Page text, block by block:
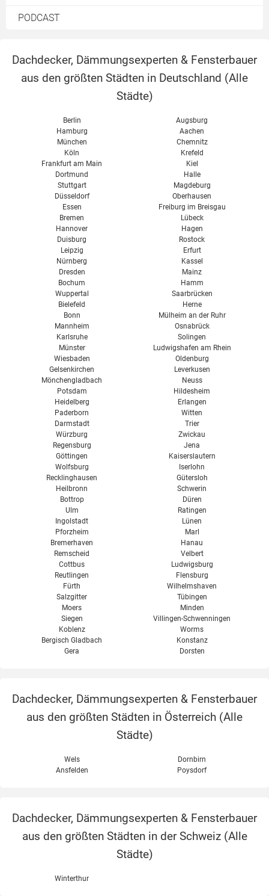
Kosten
Dachbegrünung
Lichtkuppel
Schneelast
Eigenverbrauch
Förderung
Solarspeicher
PODCAST
Dachdecker, Dämmungsexperten & Fensterbauer
aus den größten Städten in Deutschland (Alle
Städte)
Berlin
Hamburg
München
Köln
Frankfurt am Main
Dortmund
Stuttgart
Düsseldorf
Essen
Bremen
Hannover
Duisburg
Leipzig
Nürnberg
Dresden
Bochum
Wuppertal
Bielefeld
Bonn
Mannheim
Karlsruhe
Münster
Wiesbaden
Gelsenkirchen
Mönchengladbach
Augsburg
Aachen
Chemnitz
Krefeld
Kiel
Halle
Magdeburg
Oberhausen
Freiburg im Breisgau
Lübeck
Hagen
Rostock
Erfurt
Kassel
Mainz
Hamm
Saarbrücken
Herne
Mülheim an der Ruhr
Osnabrück
Solingen
Ludwigshafen am Rhein
Oldenburg
Leverkusen
Neuss
Potsdam
Heidelberg
Paderborn
Darmstadt
Würzburg
Regensburg
Göttingen
Wolfsburg
Recklinghausen
Heilbronn
Bottrop
Ulm
Ingolstadt
Pforzheim
Bremerhaven
Remscheid
Cottbus
Reutlingen
Fürth
Salzgitter
Moers
Siegen
Koblenz
Bergisch Gladbach
Gera
Hildesheim
Erlangen
Witten
Trier
Zwickau
Jena
Kaiserslautern
Iserlohn
Gütersloh
Schwerin
Düren
Ratingen
Lünen
Marl
Hanau
Velbert
Ludwigsburg
Flensburg
Wilhelmshaven
Tübingen
Minden
Villingen-Schwenningen
Worms
Konstanz
Dorsten
Dachdecker, Dämmungsexperten & Fensterbauer
aus den größten Städten in Österreich (Alle
Städte)
Wels
Dornbirn
Ansfelden
Poysdorf
Dachdecker, Dämmungsexperten & Fensterbauer
aus den größten Städten in der Schweiz (Alle
Städte)
Winterthur